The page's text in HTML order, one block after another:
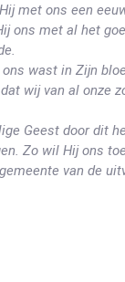
met ons een
ons met al het
wast in Zijn
wij van al onze
Geest door dit
Zo wil Hij ons
van de